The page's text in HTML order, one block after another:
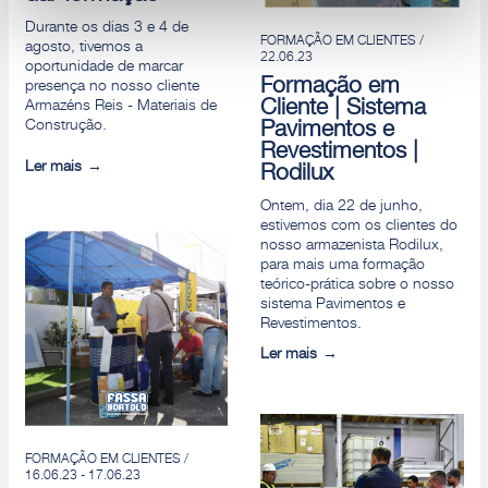
Rejeitar
Durante os dias 3 e 4 de
agosto, tivemos a
oportunidade de marcar
presença no nosso cliente
Armazéns Reis - Materiais de
Construção.
Ler mais
FORMAÇÃO EM CLIENTES /
22.06.23
Formação em
Cliente | Sistema
Pavimentos e
Revestimentos |
Rodilux
Ontem, dia 22 de junho,
estivemos com os clientes do
nosso armazenista Rodilux,
para mais uma formação
teórico-prática sobre o nosso
sistema Pavimentos e
Revestimentos.
Ler mais
FORMAÇÃO EM CLIENTES /
16.06.23 - 17.06.23